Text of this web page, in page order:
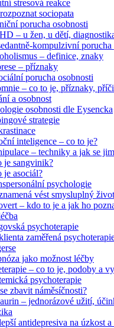
stresová reakce
sociopata
porucha osobnosti
– u žen, u dětí,
kompulzivní
– definice, znaky
– příznaky
porucha osobnosti
– co to je, příznaky,
a osobnost
osobnosti dle Eysencka
strategie
inteligence – co to je?
– techniky a jak se
je sangvinik?
je asociál?
psychologie
vést smysluplný
– kdo to je a jak ho
psychoterapie
zaměřená
jako možnost léčby
– co to je, podoby a
psychoterapie
zbavit náměsíčnosti?
– jednorázové užití,
antidepresiva na úzkost a